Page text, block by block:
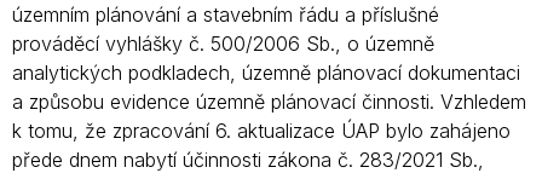
územním plánování a stavebním řádu a příslušné
prováděcí vyhlášky č. 500/2006 Sb., o územně
analytických podkladech, územně plánovací dokumentaci
a způsobu evidence územně plánovací činnosti. Vzhledem
k tomu, že zpracování 6. aktualizace ÚAP bylo zahájeno
přede dnem nabytí účinnosti zákona č. 283/2021 Sb.,